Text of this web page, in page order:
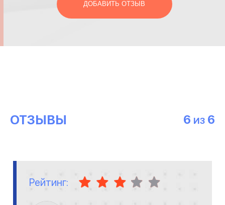
ДОБАВИТЬ ОТЗЫВ
ОТЗЫВЫ 6 ИЗ 6
Рейтинг: